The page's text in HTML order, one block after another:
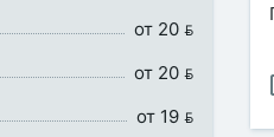
от 20 
от 20 
от 19 